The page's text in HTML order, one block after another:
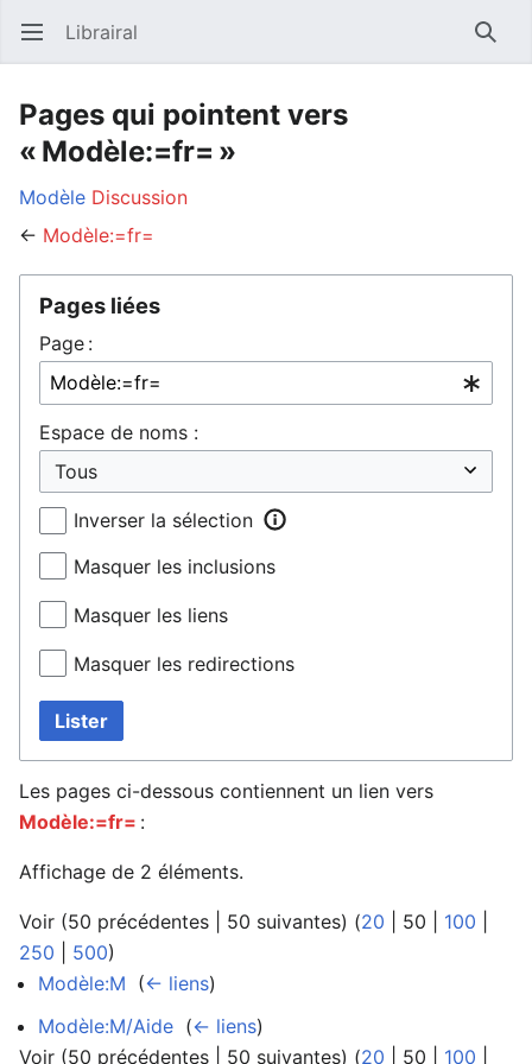
Ouvrir le menu principal Librairal
Pages qui pointent vers
« Modèle:=fr= »
Modèle Discussion
← Modèle:=fr=
Pages liées
Page :
Espace de noms :
Inverser la sélection
Masquer les inclusions
Masquer les liens
Masquer les redirections
Lister
Les pages ci-dessous contiennent un lien vers
Modèle:=fr= :
Affichage de 2 éléments.
Voir (50 précédentes 50 suivantes) (20 50 100
250
500)
Modèle:M (← liens)
Modèle:M/Aide (← liens)
Voir (50 précédentes 50 suivantes) (20 50 100